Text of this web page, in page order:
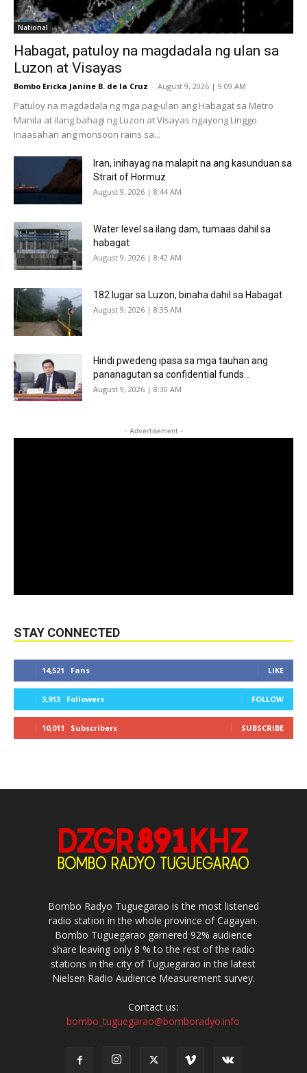
National
Habagat, patuloy na magdadala ng ulan sa
Luzon at Visayas
Bombo Ericka Janine B. de la Cruz - August 9, 2026 | 9:09 AM
Patuloy na magdadala ng mga pag-ulan ang Habagat sa Metro
Manila at ilang bahagi ng Luzon at Visayas ngayong Linggo.
Inaasahan ang monsoon rains sa...
Iran, inihayag na malapit na ang kasunduan sa
Strait of Hormuz
August 9, 2026 | 8:44 AM
Water level sa ilang dam, tumaas dahil sa
habagat
August 9, 2026 | 8:42 AM
182 lugar sa Luzon, binaha dahil sa Habagat
August 9, 2026 | 8:35 AM
Hindi pwedeng ipasa sa mga tauhan ang
pananagutan sa confidential funds...
August 9, 2026 | 8:30 AM
- Advertisement -
STAY CONNECTED
14,521 Fans LIKE
3,913 Followers FOLLOW
10,011 Subscribers SUBSCRIBE
Bombo Radyo Tuguegarao is the most listened
radio station in the whole province of Cagayan.
Bombo Tuguegarao garnered 92% audience
share leaving only 8 % to the rest of the radio
stations in the city of Tuguegarao in the latest
Nielsen Radio Audience Measurement survey.
Contact us:
bombo_tuguegarao@bomboradyo.info